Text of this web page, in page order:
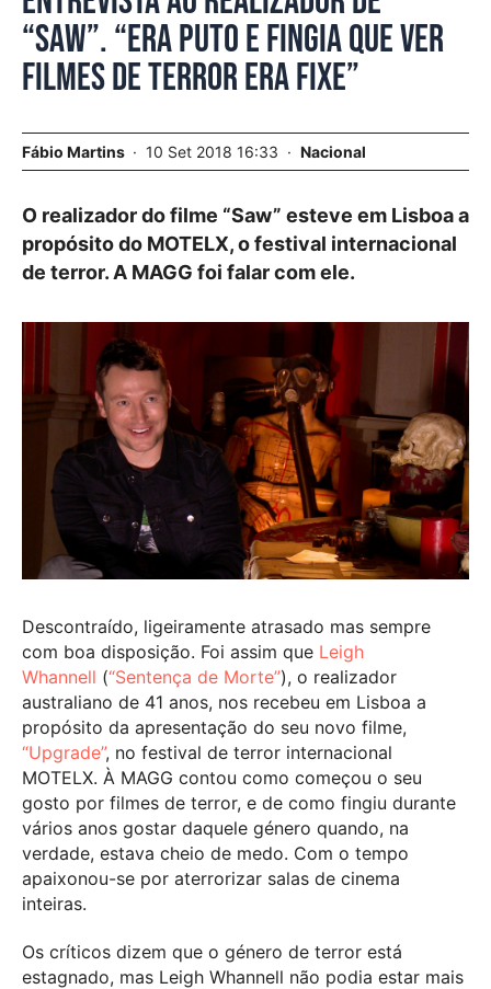
“Saw”. “Era puto e fingia que ver
filmes de terror era fixe”
Fábio Martins 10 Set 2018 16:33 Nacional
O realizador do filme “Saw” esteve em Lisboa a
propósito do MOTELX, o festival internacional
de terror. A MAGG foi falar com ele.
Descontraído, ligeiramente atrasado mas sempre
com boa disposição. Foi assim que Leigh
Whannell (“Sentença de Morte”), o realizador
australiano de 41 anos, nos recebeu em Lisboa a
propósito da apresentação do seu novo filme,
“Upgrade”, no festival de terror internacional
MOTELX. À MAGG contou como começou o seu
gosto por filmes de terror, e de como fingiu durante
vários anos gostar daquele género quando, na
verdade, estava cheio de medo. Com o tempo
apaixonou-se por aterrorizar salas de cinema
inteiras.
Os críticos dizem que o género de terror está
estagnado, mas Leigh Whannell não podia estar mais